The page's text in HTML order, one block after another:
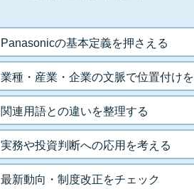
Panasonicの基本定義を押さえる
業種・産業・企業の文脈で位置付け
関連用語との違いを整理する
実務や投資判断への応用を考える
最新動向・制度改正をチェック